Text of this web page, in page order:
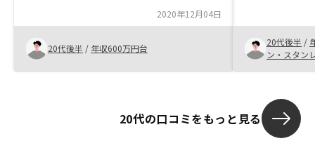
2020年12月04日
20代後半 / 年収600万円台
したので、こ
ていただけた
今後も売却の
ていただける
20代後半 /
ン・スタン
20代の口コミをもっと見る